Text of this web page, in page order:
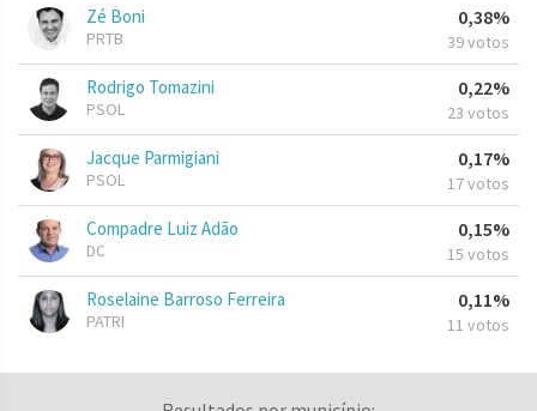
Zé Boni
PRTB
0,38%
39 votos
Rodrigo Tomazini
PSOL
0,22%
23 votos
Jacque Parmigiani
PSOL
0,17%
17 votos
Compadre Luiz Adão
DC
0,15%
15 votos
Roselaine Barroso Ferreira
PATRI
0,11%
11 votos